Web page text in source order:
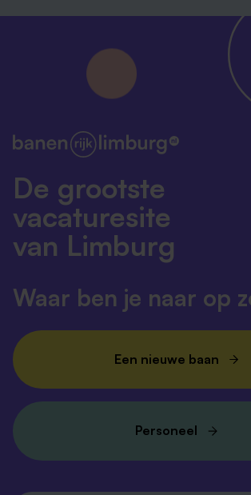
De grootste
vacaturesite
van Limburg
Waar ben je naar op
Een nieuwe baan
Personeel